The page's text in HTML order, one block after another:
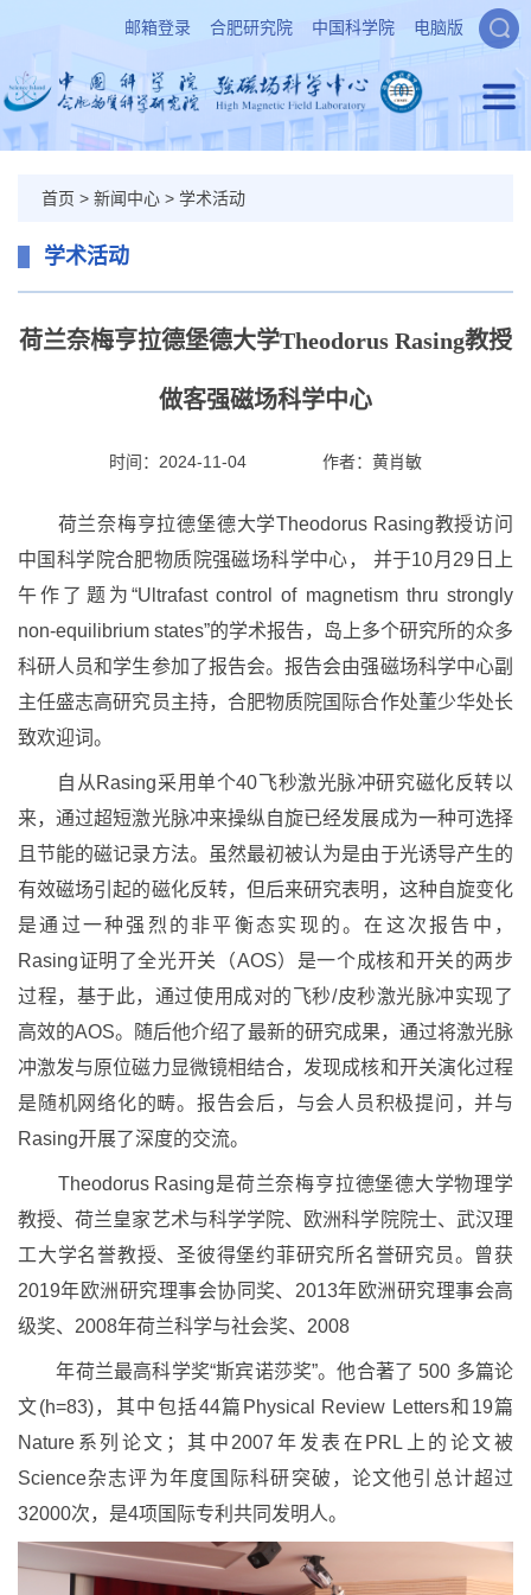
邮箱登录 合肥研究院 中国科学院 电脑版
首页 > 新闻中心 > 学术活动
学术活动
荷兰奈梅亨拉德堡德大学Theodorus Rasing教授
做客强磁场科学中心
时间：2024-11-04 作者： 黄肖敏
荷兰奈梅亨拉德堡德大学Theodorus Rasing教授访问
中国科学院合肥物质院强磁场科学中心， 并于10月29日上
午作了题为“Ultrafast control of magnetism thru strongly
non-equilibrium states”的学术报告，岛上多个研究所的众多
科研人员和学生参加了报告会。报告会由强磁场科学中心副
主任盛志高研究员主持，合肥物质院国际合作处董少华处长
致欢迎词。
自从Rasing采用单个40飞秒激光脉冲研究磁化反转以
来，通过超短激光脉冲来操纵自旋已经发展成为一种可选择
且节能的磁记录方法。虽然最初被认为是由于光诱导产生的
有效磁场引起的磁化反转，但后来研究表明，这种自旋变化
是通过一种强烈的非平衡态实现的。在这次报告中，
Rasing证明了全光开关（AOS）是一个成核和开关的两步
过程，基于此，通过使用成对的飞秒/皮秒激光脉冲实现了
高效的AOS。随后他介绍了最新的研究成果，通过将激光脉
冲激发与原位磁力显微镜相结合，发现成核和开关演化过程
是随机网络化的畴。报告会后，与会人员积极提问，并与
Rasing开展了深度的交流。
Theodorus Rasing是荷兰奈梅亨拉德堡德大学物理学
教授、荷兰皇家艺术与科学学院、欧洲科学院院士、武汉理
工大学名誉教授、圣彼得堡约菲研究所名誉研究员。曾获
2019年欧洲研究理事会协同奖、2013年欧洲研究理事会高
级奖、2008年荷兰科学与社会奖、2008
年荷兰最高科学奖“斯宾诺莎奖”。他合著了 500 多篇论
文(h=83)，其中包括44篇Physical Review Letters和19篇
Nature系列论文；其中2007年发表在PRL上的论文被
Science杂志评为年度国际科研突破，论文他引总计超过
32000次，是4项国际专利共同发明人。